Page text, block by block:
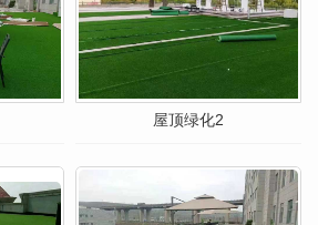
屋顶绿化2